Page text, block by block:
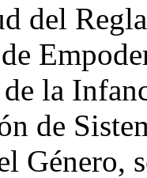
del
la
de
Género,